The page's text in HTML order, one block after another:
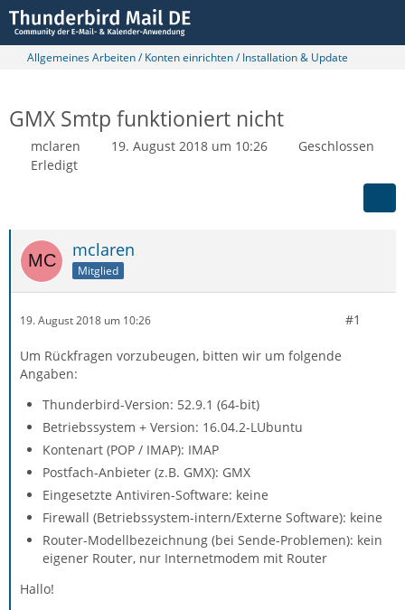
Allgemeines Arbeiten / Konten einrichten / Installation & Update
GMX Smtp funktioniert nicht
mclaren 19. August 2018 um 10:26
Geschlossen
Erledigt
mclaren
Mitglied
19. August 2018 um 10:26 #1
Um Rückfragen vorzubeugen, bitten wir um folgende
Angaben:
Thunderbird-Version: 52.9.1 (64-bit)
Betriebssystem + Version: 16.04.2-LUbuntu
Kontenart (POP / IMAP): IMAP
Postfach-Anbieter (z.B. GMX): GMX
Eingesetzte Antiviren-Software: keine
Firewall (Betriebssystem-intern/Externe Software): keine
Router-Modellbezeichnung (bei Sende-Problemen): kein
eigener Router, nur Internetmodem mit Router
Hallo!